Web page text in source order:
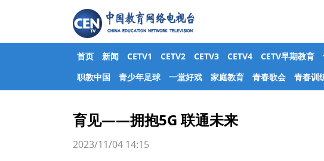
首页 新闻 CETV1 CETV2 CETV3 CETV4 CETV早期教育
职教中国
青少年足球 一堂好戏 家庭教育 青春歌会 青春训
育见——拥抱5G 联通未来
2023/11/04 14:15